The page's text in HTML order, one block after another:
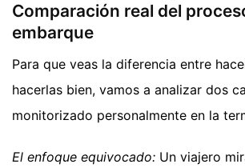
Comparación real del
embarque
Para que veas la diferencia entre
hacerlas bien, vamos a analizar dos
monitorizado personalmente en la
El enfoque equivocado: Un viajero